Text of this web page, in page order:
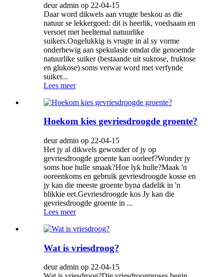
deur admin op 22-04-15
Daar word dikwels aan vrugte beskou as die
natuur se lekkergoed: dit is heerlik, voedsaam en
versoet met heeltemal natuurlike
suikers.Ongelukkig is vrugte in al sy vorme
onderhewig aan spekulasie omdat die genoemde
natuurlike suiker (bestaande uit sukrose, fruktose
en glukose) soms verwar word met verfynde
suiker...
Lees meer
Hoekom kies gevriesdroogde groente?
deur admin op 22-04-15
Het jy al dikwels gewonder of jy op
gevriesdroogde groente kan oorleef?Wonder jy
soms hoe hulle smaak?Hoe lyk hulle?Maak 'n
ooreenkoms en gebruik gevriesdroogde kosse en
jy kan die meeste groente byna dadelik in 'n
blikkie eet.Gevriesdroogde kos Jy kan die
gevriesdroogde groente in ...
Lees meer
Wat is vriesdroog?
deur admin op 22-04-15